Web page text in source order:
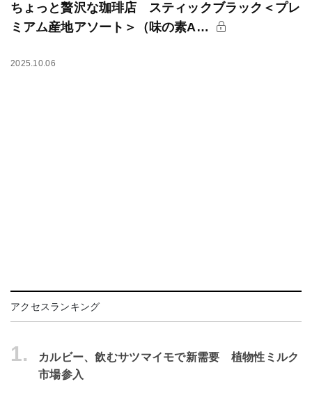
ちょっと贅沢な珈琲店 スティックブラック＜プレ
ミアム産地アソート＞（味の素A…
2025.10.06
アクセスランキング
1.
カルビー、飲むサツマイモで新需要 植物性ミルク
市場参入